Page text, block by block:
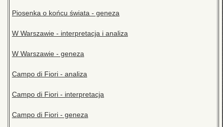
Piosenka o końcu świata - geneza
W Warszawie - interpretacja i analiza
W Warszawie - geneza
Campo di Fiori - analiza
Campo di Fiori - interpretacja
Campo di Fiori - geneza